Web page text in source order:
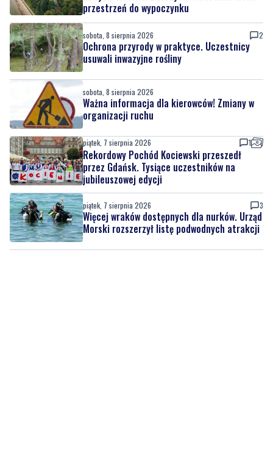
sobota, 8 sierpnia 2026
Ponad 24 tysiące metrów kwadratowych
nowych terenów zielonych. Powstanie nowa
przestrzeń do wypoczynku
sobota, 8 sierpnia 2026 2
Ochrona przyrody w praktyce. Uczestnicy
usuwali inwazyjne rośliny
sobota, 8 sierpnia 2026
Ważna informacja dla kierowców! Zmiany w
organizacji ruchu
piątek, 7 sierpnia 2026
Rekordowy Pochód Kociewski przeszedł
przez Gdańsk. Tysiące uczestników na
jubileuszowej edycji
piątek, 7 sierpnia 2026 3